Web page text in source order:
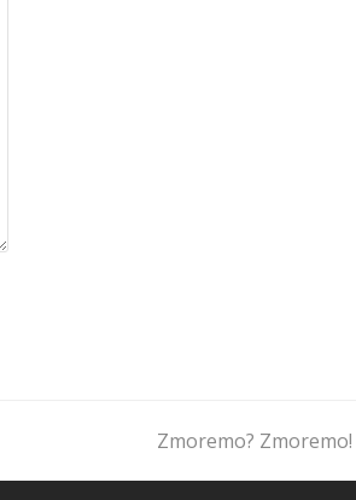
next
Zmoremo? Zmoremo!